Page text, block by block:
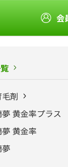
会
毛剤
夢 黄金率プラス
夢 黄金率
夢